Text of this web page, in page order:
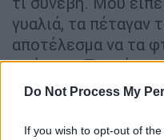
Do Not Process My
If you wish to opt-out of
γυαλιά, τα πέταγαν
αποτέλεσμα να τα
σπάσουν. Της είπα
ηρεμήσει και εγώ
MEGA.